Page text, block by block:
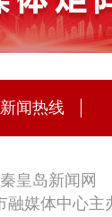
新闻热线
皇岛新闻网
融媒体中心主